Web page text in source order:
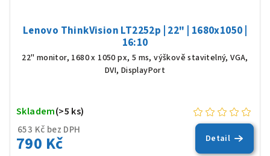
Lenovo ThinkVision LT2252p | 22" | 1680x1050 |
16:10
22" monitor, 1680 x 1050 px, 5 ms, výškově stavitelný, VGA,
DVI, DisplayPort
653 Kč bez DPH
790 Kč
Skladem(>5 ks)
Detail